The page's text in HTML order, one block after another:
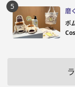
磨く
ポ